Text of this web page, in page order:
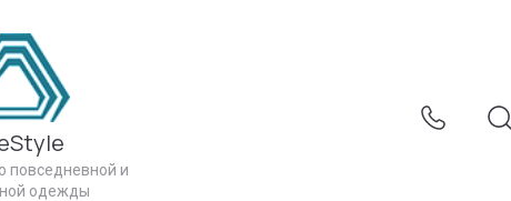
нам
повседневной и
одежды